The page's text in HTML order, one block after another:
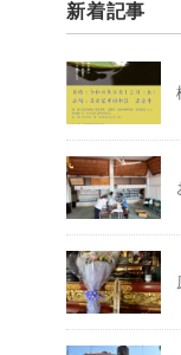
新着記事